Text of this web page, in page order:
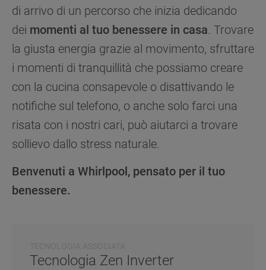
di arrivo di un percorso che inizia dedicando
dei momenti al tuo benessere in casa. Trovare
la giusta energia grazie al movimento, sfruttare
i momenti di tranquillità che possiamo creare
con la cucina consapevole o disattivando le
notifiche sul telefono, o anche solo farci una
risata con i nostri cari, può aiutarci a trovare
sollievo dallo stress naturale.
Benvenuti a Whirlpool, pensato per il tuo
benessere.
Tecnologia Zen Inverter